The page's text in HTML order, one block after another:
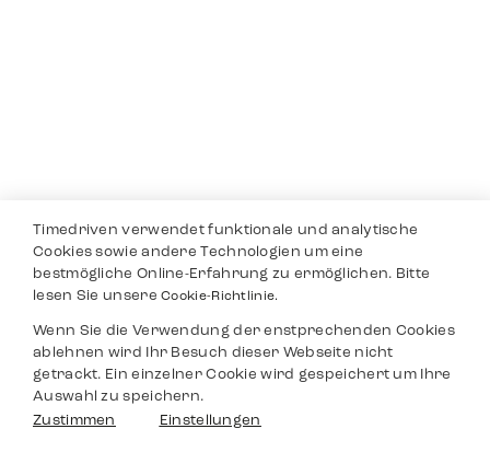
Timedriven verwendet funktionale und analytische
Cookies sowie andere Technologien um eine
bestmögliche Online-Erfahrung zu ermöglichen. Bitte
lesen Sie unsereCookie-Richtlinie.
Wenn Sie die Verwendung der enstprechenden Cookies
ablehnen wird Ihr Besuch dieser Webseite nicht
getrackt. Ein einzelner Cookie wird gespeichert um Ihre
Auswahl zu speichern.
Zustimmen
Einstellungen